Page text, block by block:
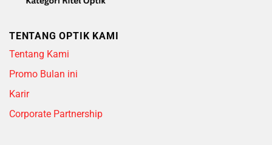
TENTANG OPTIK KAMI
Tentang Kami
Promo Bulan ini
Karir
Corporate Partnership